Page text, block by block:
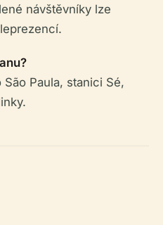
návštěvníky lze
Paula, stanici Sé,